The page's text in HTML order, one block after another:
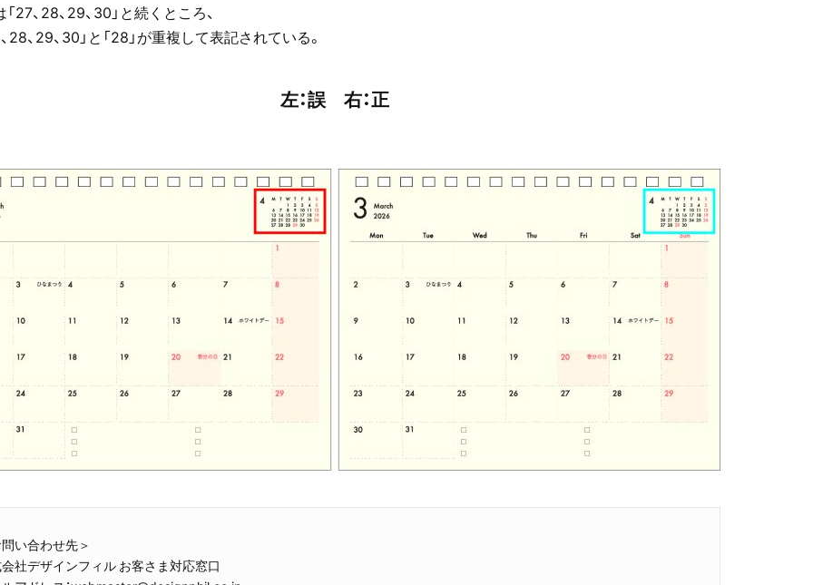
27、28、29、30」と続くところ、
28、29、30」と「28」が重複して表記されている。
左：誤 右：正
い合わせ先＞
社デザインフィル お客さま対応窓口